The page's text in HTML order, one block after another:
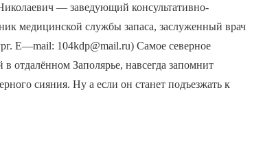
— заведующий консультативно-
медицинской службы запаса, заслуженный врач
E—mail: 104kdp@mail.ru) Самое северное
отдалённом Заполярье, навсегда запомнит
сияния. Ну а если он станет подъезжать к